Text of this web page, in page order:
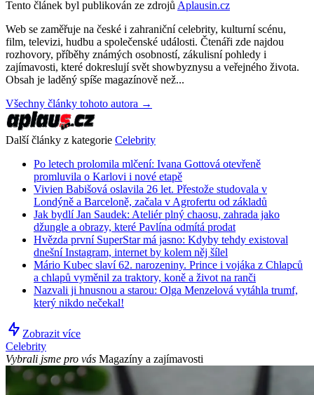
Tento článek byl publikován ze zdrojů Aplausin.cz
Web se zaměřuje na české i zahraniční celebrity, kulturní scénu,
film, televizi, hudbu a společenské události. Čtenáři zde najdou
rozhovory, příběhy známých osobností, zákulisní pohledy i
zajímavosti, které dokreslují svět showbyznysu a veřejného života.
Obsah je laděný spíše magazínově než...
Všechny články tohoto autora →
Další články z kategorie Celebrity
Po letech prolomila mlčení: Ivana Gottová otevřeně
promluvila o Karlovi i nové etapě
Vivien Babišová oslavila 26 let. Přestože studovala v
Londýně a Barceloně, začala v Agrofertu od základů
Jak bydlí Jan Saudek: Ateliér plný chaosu, zahrada jako
džungle a obrazy, které Pavlína odmítá prodat
Hvězda první SuperStar má jasno: Kdyby tehdy existoval
dnešní Instagram, internet by kolem něj šílel
Mário Kubec slaví 62. narozeniny. Prince i vojáka z Chlapců
a chlapů vyměnil za traktory, koně a život na ranči
Nazvali ji hnusnou a starou: Olga Menzelová vytáhla trumf,
který nikdo nečekal!
Zobrazit více
Celebrity
Vybrali jsme pro vás Magazíny a zajímavosti